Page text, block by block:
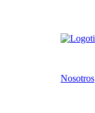
Nosotros